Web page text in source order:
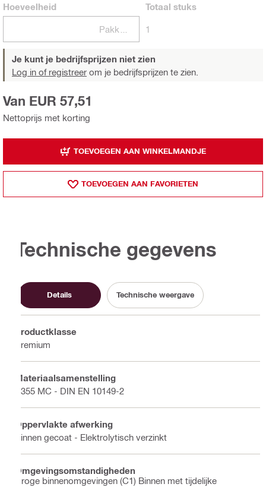
Hoeveelheid Totaal stuks
1
Je kunt je bedrijfsprijzen niet zien
Log in of registreer om je bedrijfsprijzen te zien.
Nettoprijs met korting
Van EUR 57,51
TOEVOEGEN AAN WINKELMANDJE
TOEVOEGEN AAN FAVORIETEN
Technische gegevens
Details Technische weergave
Productklasse
Premium
Materiaalsamenstelling
S355 MC - DIN EN 10149-2
Oppervlakte afwerking
Binnen gecoat - Elektrolytisch verzinkt
Omgevingsomstandigheden
Droge binnenomgevingen (C1) Binnen met tijdelijke